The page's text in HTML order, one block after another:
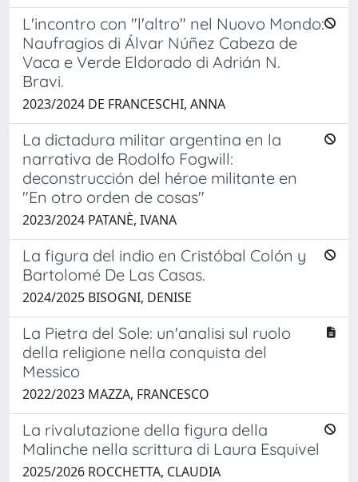
L'incontro con "l'altro" nel Nuovo Mondo:
Naufragios di Álvar Núñez Cabeza de
Vaca e Verde Eldorado di Adrián N.
Bravi.
2023/2024 DE FRANCESCHI, ANNA
La dictadura militar argentina en la
narrativa de Rodolfo Fogwill:
deconstrucción del héroe militante en
"En otro orden de cosas"
2023/2024 PATANÈ, IVANA
La figura del indio en Cristóbal Colón y
Bartolomé De Las Casas.
2024/2025 BISOGNI, DENISE
La Pietra del Sole: un'analisi sul ruolo
della religione nella conquista del
Messico
2022/2023 MAZZA, FRANCESCO
La rivalutazione della figura della
Malinche nella scrittura di Laura Esquivel
2025/2026 ROCCHETTA, CLAUDIA